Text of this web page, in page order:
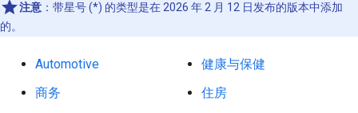
注意 ：带星号 (*) 的类型是在 2026 年 2 月 12 日发布的版本中添加
的。
Automotive
商务
健康与保健
住房